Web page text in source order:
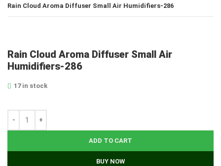
Rain Cloud Aroma Diffuser Small Air Humidifiers-286
Rain Cloud Aroma Diffuser Small Air
Humidifiers-286
17 in stock
ADD TO CART
BUY NOW